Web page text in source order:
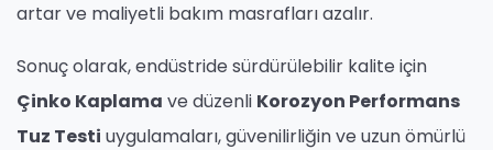
artar ve maliyetli bakım masrafları azalır.
Sonuç olarak, endüstride sürdürülebilir kalite için
Çinko Kaplama ve düzenli Korozyon Performans
Tuz Testi uygulamaları, güvenilirliğin ve uzun ömürlü